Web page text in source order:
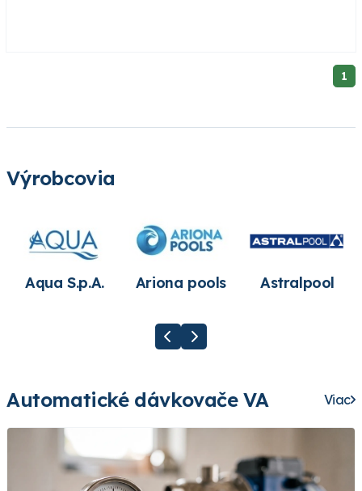
1
Výrobcovia
Aqua S.p.A. Ariona pools Astralpool
Automatické dávkovače VA Viac